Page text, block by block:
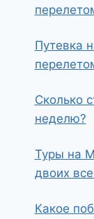
Путевка
Сколько
неделю?
Туры на
двоих
Какое